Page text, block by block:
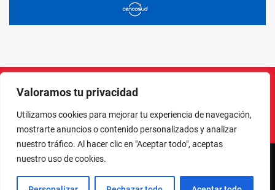
Valoramos tu privacidad
Utilizamos cookies para mejorar tu experiencia de navegación,
mostrarte anuncios o contenido personalizados y analizar
nuestro tráfico. Al hacer clic en "Aceptar todo", aceptas
nuestro uso de cookies.
InstagramFacebook
X
NORTE EN LÍNEA - TODOS LOS DERECHOS RESERVADOS